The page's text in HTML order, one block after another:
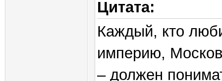
Цитата:
Каждый, кто
империю,
– должен